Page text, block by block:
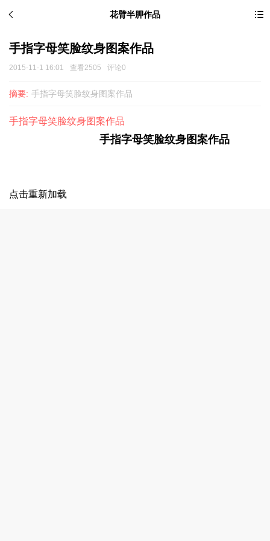
花臂半胛作品
手指字母笑脸纹身图案作品
2015-11-1 16:01 查看2505 评论0
摘要: 手指字母笑脸纹身图案作品
手指字母笑脸纹身图案作品
手指字母笑脸纹身图案作品
点击重新加载